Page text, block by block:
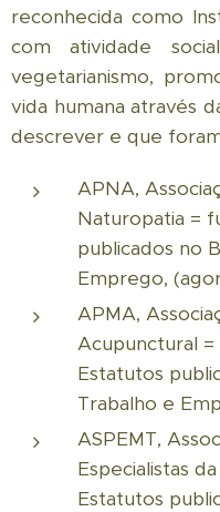
reconhecida como
com atividade
vegetarianismo,
vida humana através
descrever e que
APNA,
Naturopatia =
publicados no
Emprego,
APMA,
Acupunctural =
Estatutos
Trabalho e
ASPEMT,
Especialistas
Estatutos